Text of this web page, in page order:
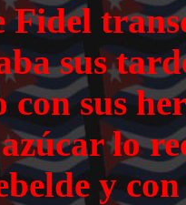
Fidel
sus
sus
lo
y